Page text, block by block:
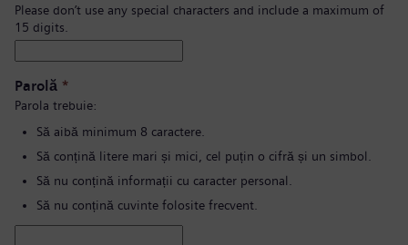
Please don’t use any special characters and include a maximum of
15 digits.
Parolă *
Parola trebuie:
Să aibă minimum 8 caractere.
Să conțină litere mari și mici, cel puțin o cifră și un simbol.
Să nu conțină informații cu caracter personal.
Să nu conțină cuvinte folosite frecvent.